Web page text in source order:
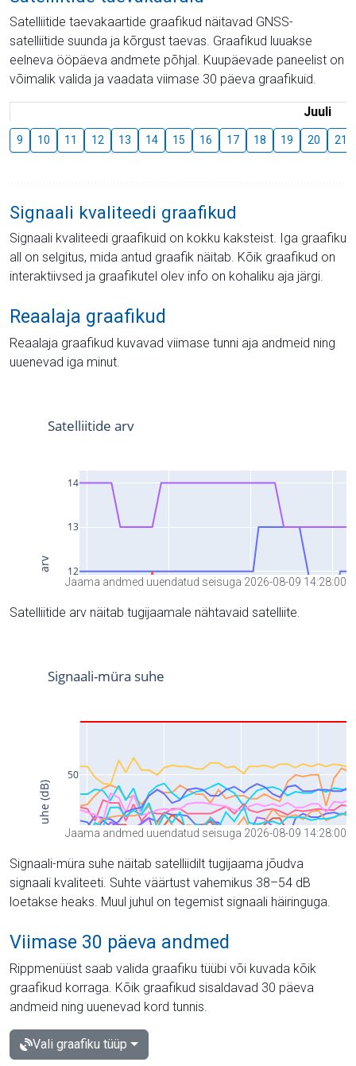
Satelliitide taevakaartide graafikud näitavad GNSS-
satelliitide suunda ja kõrgust taevas. Graafikud luuakse
eelneva ööpäeva andmete põhjal. Kuupäevade paneelist on
võimalik valida ja vaadata viimase 30 päeva graafikuid.
Juuli
9 10 11 12 13 14 15 16 17 18 19 20 21
Signaali kvaliteedi graafikud
Signaali kvaliteedi graafikuid on kokku kaksteist. Iga graafiku
all on selgitus, mida antud graafik näitab. Kõik graafikud on
interaktiivsed ja graafikutel olev info on kohaliku aja järgi.
Reaalaja graafikud
Reaalaja graafikud kuvavad viimase tunni aja andmeid ning
uuenevad iga minut.
Jaama andmed uuendatud seisuga 2026-08-09 14:28:00
Satelliitide arv näitab tugijaamale nähtavaid satelliite.
Jaama andmed uuendatud seisuga 2026-08-09 14:28:00
Signaali-müra suhe näitab satelliidilt tugijaama jõudva
signaali kvaliteeti. Suhte väärtust vahemikus 38–54 dB
loetakse heaks. Muul juhul on tegemist signaali häiringuga.
Viimase 30 päeva andmed
Rippmenüüst saab valida graafiku tüübi või kuvada kõik
graafikud korraga. Kõik graafikud sisaldavad 30 päeva
andmeid ning uuenevad kord tunnis.
Vali graafiku tüüp